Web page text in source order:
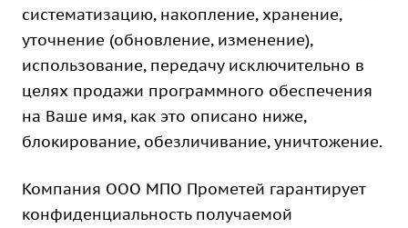
систематизацию, накопление, хранение,
уточнение (обновление, изменение),
использование, передачу исключительно в
целях продажи программного обеспечения
на Ваше имя, как это описано ниже,
блокирование, обезличивание, уничтожение.
Компания ООО МПО Прометей гарантирует
конфиденциальность получаемой